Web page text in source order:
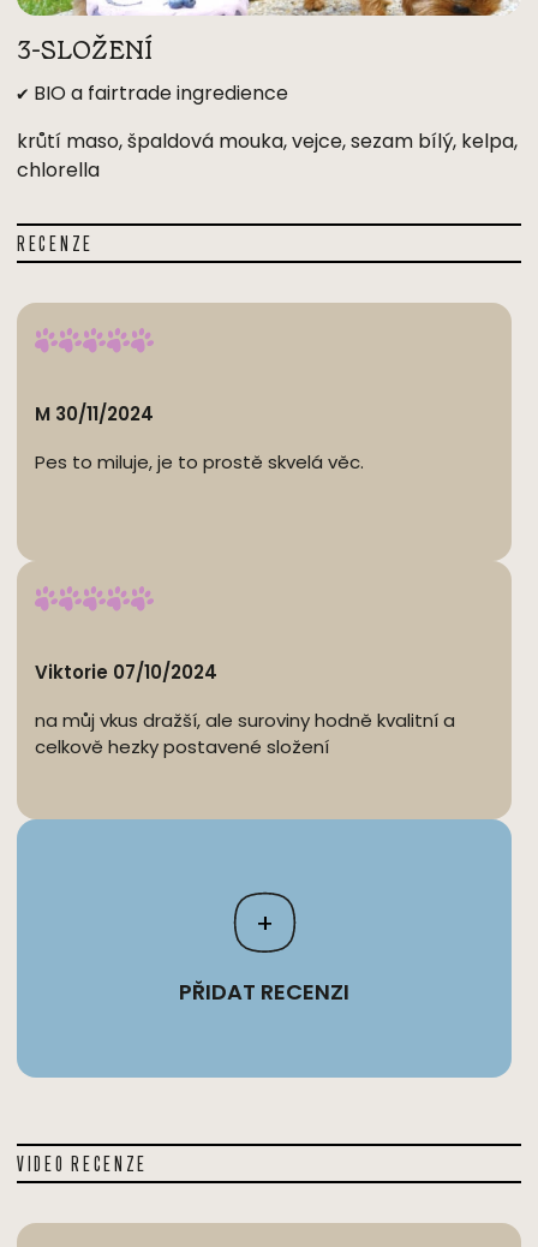
3-SLOŽENÍ
✔ BIO a fairtrade ingredience
krůtí maso, špaldová mouka, vejce, sezam bílý, kelpa,
chlorella
RECENZE
M 30/11/2024
Pes to miluje, je to prostě skvelá věc.
Viktorie 07/10/2024
na můj vkus dražší, ale suroviny hodně kvalitní a
celkově hezky postavené složení
+
PŘIDAT RECENZI
VIDEO RECENZE